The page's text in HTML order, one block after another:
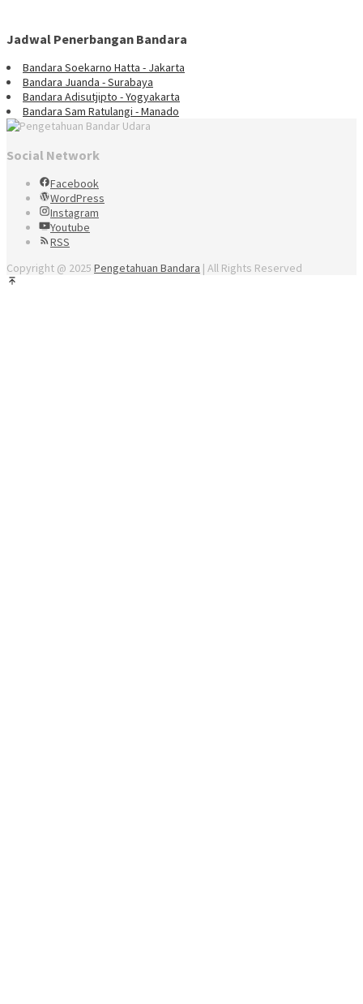
Jadwal Penerbangan Bandara
Bandara Soekarno Hatta - Jakarta
Bandara Juanda - Surabaya
Bandara Adisutjipto - Yogyakarta
Bandara Sam Ratulangi - Manado
Social Network
Facebook
WordPress
Instagram
Youtube
RSS
Copyright @ 2025 Pengetahuan Bandara | All Rights Reserved